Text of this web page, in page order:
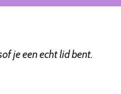
je een echt lid bent.